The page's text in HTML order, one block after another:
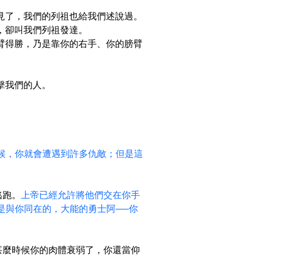
，我們的列祖也給我們述說過。
叫我們列祖發達。
勝，乃是靠你的右手、你的膀臂
們的人。
，你就會遭遇到許多仇敵；但是這
。 上帝已經允許將他們交在你手
與你同在的，大能的勇士阿──你
候你的肉體衰弱了，你還當仰